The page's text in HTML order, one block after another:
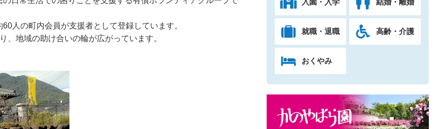
人の町内会員が支援者として登録しています。
地域の助け合いの輪が広がっています。
入園・入学 結婚・離婚
就職・退職 高齢・介護
おくやみ